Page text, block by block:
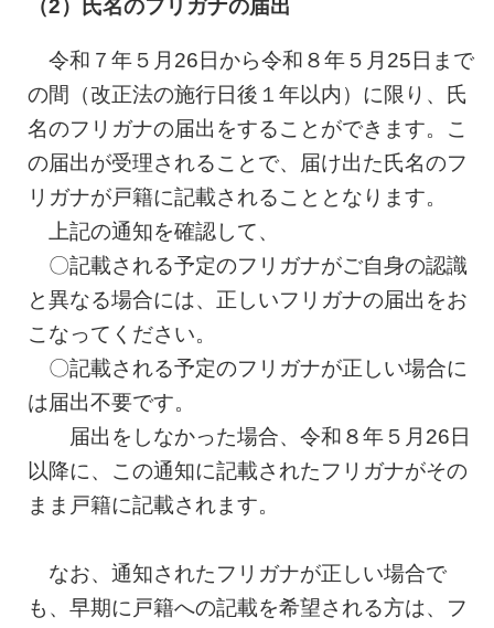
（2）氏名のフリガナの届出
令和７年５月26日から令和８年５月25日まで
の間（改正法の施行日後１年以内）に限り、氏
名のフリガナの届出をすることができます。こ
の届出が受理されることで、届け出た氏名のフ
リガナが戸籍に記載されることとなります。
上記の通知を確認して、
〇記載される予定のフリガナがご自身の認識
と異なる場合には、正しいフリガナの届出をお
こなってください。
〇記載される予定のフリガナが正しい場合に
は届出不要です。
届出をしなかった場合、令和８年５月26日
以降に、この通知に記載されたフリガナがその
まま戸籍に記載されます。
なお、通知されたフリガナが正しい場合で
も、早期に戸籍への記載を希望される方は、フ